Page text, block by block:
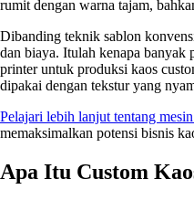
rumit dengan warna tajam,
Dibanding teknik sablon
dan biaya. Itulah kenapa banyak
printer untuk produksi kaos
dipakai dengan tekstur yang
Pelajari lebih lanjut tentang
memaksimalkan potensi bisnis
Apa Itu Custom